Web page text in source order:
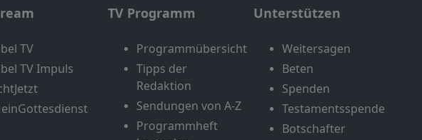
TV
TV Impuls
TV Programm
Programmübersicht
Tipps der
Redaktion
Sendungen von A-Z
Programmheft
Unterstützen
Weitersagen
Beten
Spenden
Testamentsspende
Botschafter